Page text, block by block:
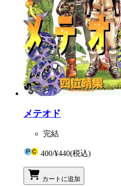
メテオド
完結
400/¥440(税込)
カートに追加